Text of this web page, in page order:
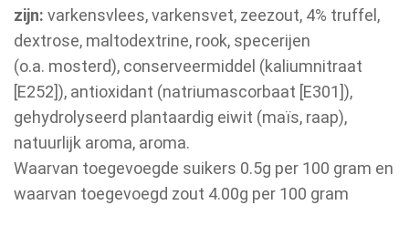
zijn: varkensvlees, varkensvet, zeezout, 4% truffel,
dextrose, maltodextrine, rook, specerijen
(o.a. mosterd), conserveermiddel (kaliumnitraat
[E252]), antioxidant (natriumascorbaat [E301]),
gehydrolyseerd plantaardig eiwit (maïs, raap),
natuurlijk aroma, aroma.
Waarvan toegevoegde suikers 0.5g per 100 gram en
waarvan toegevoegd zout 4.00g per 100 gram